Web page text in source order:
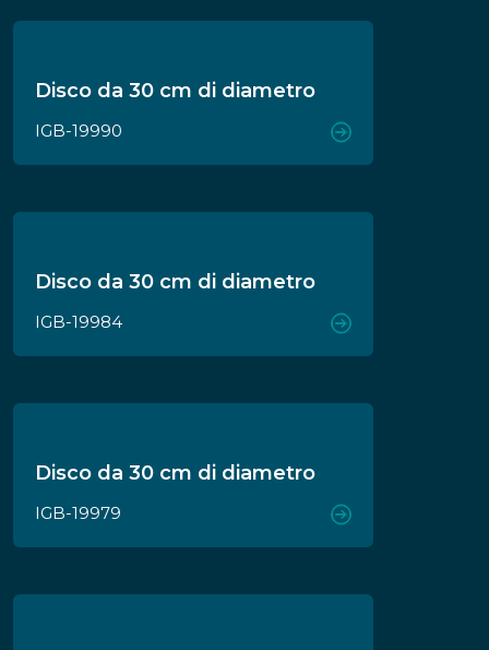
Disco da 30 cm di diametro
IGB-19990
Disco da 30 cm di diametro
IGB-19984
Disco da 30 cm di diametro
IGB-19979